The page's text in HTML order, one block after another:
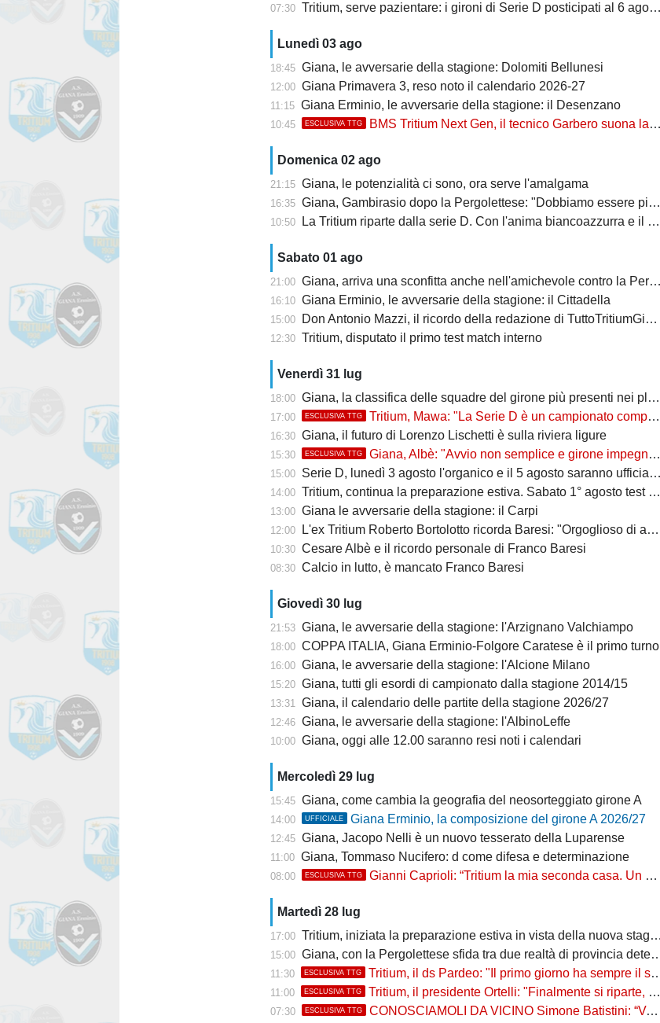
07:30 Tritium, serve pazientare: i gironi di Serie D posticipati al 6 agosto
Lunedì 03 ago
18:45 Giana, le avversarie della stagione: Dolomiti Bellunesi
12:00 Giana Primavera 3, reso noto il calendario 2026-27
11:15 Giana Erminio, le avversarie della stagione: il Desenzano
10:45 ESCLUSIVA TTG BMS Tritium Next Gen, il tecnico Garbero suona la carica per la prossima stagione: "Dovremo cercare di..."
Domenica 02 ago
21:15 Giana, le potenzialità ci sono, ora serve l'amalgama
16:35 Giana, Gambirasio dopo la Pergolettese: "Dobbiamo essere più cinici"
10:50 La Tritium riparte dalla serie D. Con l'anima biancoazzurra e il cuore di Trezzo sull'Adda
Sabato 01 ago
21:00 Giana, arriva una sconfitta anche nell'amichevole contro la Pergolettese
16:10 Giana Erminio, le avversarie della stagione: il Cittadella
15:00 Don Antonio Mazzi, il ricordo della redazione di TuttoTritiumGiana
12:30 Tritium, disputato il primo test match interno
Venerdì 31 lug
18:00 Giana, la classifica delle squadre del girone più presenti nei playoff
17:00 ESCLUSIVA TTG Tritium, Mawa: "La Serie D è un campionato competitivo, ma vogliamo farci rispettare"
16:30 Giana, il futuro di Lorenzo Lischetti è sulla riviera ligure
15:30 ESCLUSIVA TTG Giana, Albè: "Avvio non semplice e girone impegnativo"
15:00 Serie D, lunedì 3 agosto l'organico e il 5 agosto saranno ufficializzati i gironi
14:00 Tritium, continua la preparazione estiva. Sabato 1° agosto test match interno
13:00 Giana le avversarie della stagione: il Carpi
12:00 L'ex Tritium Roberto Bortolotto ricorda Baresi: "Orgoglioso di aver conosciuto un vero uomo"
10:30 Cesare Albè e il ricordo personale di Franco Baresi
08:30 Calcio in lutto, è mancato Franco Baresi
Giovedì 30 lug
21:53 Giana, le avversarie della stagione: l'Arzignano Valchiampo
18:00 COPPA ITALIA, Giana Erminio-Folgore Caratese è il primo turno
16:00 Giana, le avversarie della stagione: l'Alcione Milano
15:20 Giana, tutti gli esordi di campionato dalla stagione 2014/15
13:31 Giana, il calendario delle partite della stagione 2026/27
12:46 Giana, le avversarie della stagione: l'AlbinoLeffe
10:00 Giana, oggi alle 12.00 saranno resi noti i calendari
Mercoledì 29 lug
15:45 Giana, come cambia la geografia del neosorteggiato girone A
14:00 UFFICIALE Giana Erminio, la composizione del girone A 2026/27
12:45 Giana, Jacopo Nelli è un nuovo tesserato della Luparense
11:00 Giana, Tommaso Nucifero: d come difesa e determinazione
08:00 ESCLUSIVA TTG Gianni Caprioli: “Tritium la mia seconda casa. Un abbraccio agli ex e un augurio al capitano Scietti”
Martedì 28 lug
17:00 Tritium, iniziata la preparazione estiva in vista della nuova stagione
15:00 Giana, con la Pergolettese sfida tra due realtà di provincia determinate
11:30 ESCLUSIVA TTG Tritium, il ds Pardeo: "Il primo giorno ha sempre il suo fascino, si auspica che il nuovo gruppo si possa cimentare"
11:00 ESCLUSIVA TTG Tritium, il presidente Ortelli: "Finalmente si riparte, punteremo a vincere più partite possibili, ho chiesto ai ragazzi di..."
07:30 ESCLUSIVA TTG CONOSCIAMOLI DA VICINO Simone Batistini: “Voglio lottare nel calcio dei grandi e onorare la maglia Tritium”